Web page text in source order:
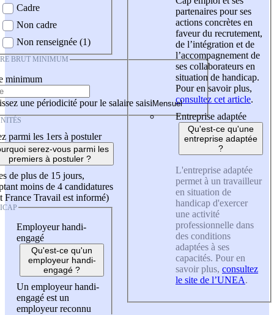
Cadre
Non cadre
Non renseignée (1)
BRUT MINIMUM
minimum
une périodicité pour le salaire saisi
parmi les 1ers à postuler
serez-vous parmi les
premiers à postuler ?
de plus de 15 jours,
moins de 4 candidatures
France Travail est informé)
Employeur handi-
engagé
Qu'est-ce qu'un
employeur handi-
engagé ?
Un employeur handi-
engagé est un
employeur reconnu
partenaires pour ses
actions concrètes en
faveur du recrutement,
de l’intégration et de
l’accompagnement de
ses collaborateurs en
situation de handicap.
Pour en savoir plus,
consultez cet article.
Entreprise adaptée
Qu'est-ce qu'une
entreprise adaptée
?
L'entreprise adaptée
permet à un travailleur
en situation de
handicap d'exercer
une activité
professionnelle dans
des conditions
adaptées à ses
capacités. Pour en
savoir plus, consultez
le site de l’UNEA.